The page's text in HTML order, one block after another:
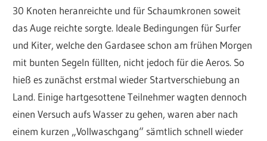
30 Knoten heranreichte und für Schaumkronen soweit
das Auge reichte sorgte. Ideale Bedingungen für Surfer
und Kiter, welche den Gardasee schon am frühen Morgen
mit bunten Segeln füllten, nicht jedoch für die Aeros. So
hieß es zunächst erstmal wieder Startverschiebung an
Land. Einige hartgesottene Teilnehmer wagten dennoch
einen Versuch aufs Wasser zu gehen, waren aber nach
einem kurzen „Vollwaschgang“ sämtlich schnell wieder